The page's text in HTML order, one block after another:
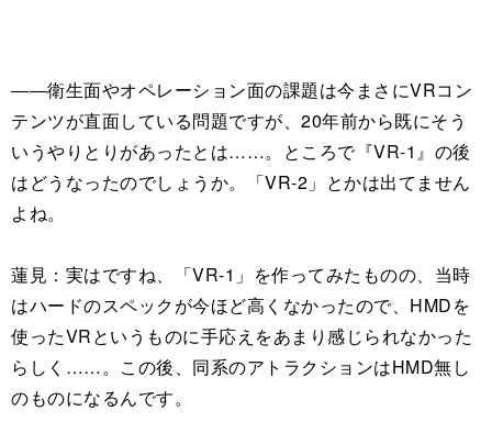
――衛生面やオペレーション面の課題は今まさにVRコン
テンツが直面している問題ですが、20年前から既にそう
いうやりとりがあったとは……。ところで『VR-1』の後
はどうなったのでしょうか。「VR-2」とかは出てません
よね。
蓮見：実はですね、「VR-1」を作ってみたものの、当時
はハードのスペックが今ほど高くなかったので、HMDを
使ったVRというものに手応えをあまり感じられなかった
らしく……。この後、同系のアトラクションはHMD無し
のものになるんです。